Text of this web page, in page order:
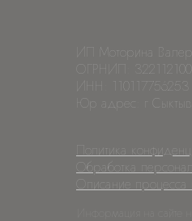
ИП Моторина
ОГРНИП:
ИНН: 110117756253
Юр адрес: г
Политика
Обработка
Описание